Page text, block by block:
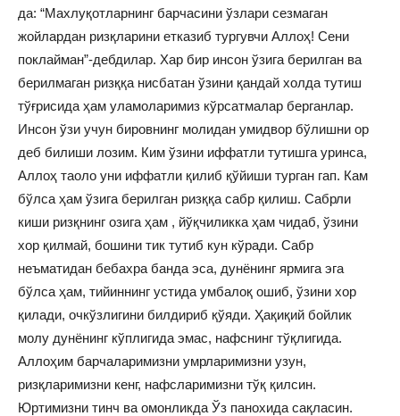
да: “Махлуқотларнинг барчасини ўзлари сезмаган
жойлардан ризқларини етказиб тургувчи Аллоҳ! Сени
поклайман”-дебдилар. Хар бир инсон ўзига берилган ва
берилмаган ризққа нисбатан ўзини қандай холда тутиш
тўғрисида ҳам уламоларимиз кўрсатмалар берганлар.
Инсон ўзи учун бировнинг молидан умидвор бўлишни ор
деб билиши лозим. Ким ўзини иффатли тутишга уринса,
Аллоҳ таоло уни иффатли қилиб қўйиши турган гап. Кам
бўлса ҳам ўзига берилган ризққа сабр қилиш. Сабрли
киши ризқнинг озига ҳам , йўқчиликка ҳам чидаб, ўзини
хор қилмай, бошини тик тутиб кун кўради. Сабр
неъматидан бебахра банда эса, дунёнинг ярмига эга
бўлса ҳам, тийиннинг устида умбалоқ ошиб, ўзини хор
қилади, очкўзлигини билдириб қўяди. Ҳақиқий бойлик
молу дунёнинг кўплигида эмас, нафснинг тўқлигида.
Аллоҳим барчаларимизни умрларимизни узун,
ризқларимизни кенг, нафсларимизни тўқ қилсин.
Юртимизни тинч ва омонликда Ўз панохида сақласин.